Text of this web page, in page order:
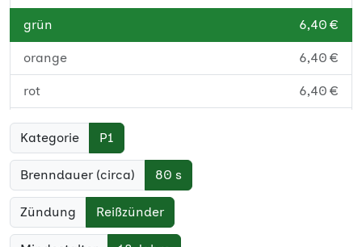
grün 6,40 €
orange 6,40 €
rot 6,40 €
schwarz
violett
weiß
Kategorie P1
Brenndauer (circa) 80 s
Zündung Reißzünder